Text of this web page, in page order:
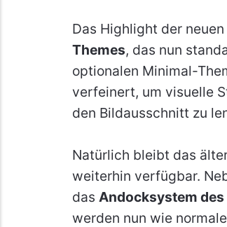
Das Highlight der
Themes, das nun
optionalen Minimal-
verfeinert, um visuelle
den Bildausschnitt zu
Natürlich bleibt das
weiterhin verfügbar.
das Andocksystem
werden nun wie